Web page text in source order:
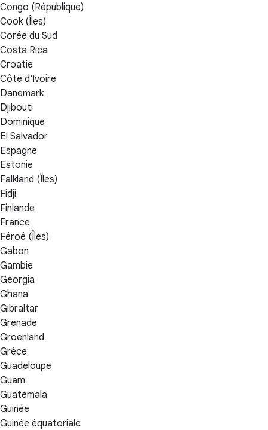
Congo (République)
Cook (Îles)
Corée du Sud
Costa Rica
Croatie
Côte d'Ivoire
Danemark
Djibouti
Dominique
El Salvador
Espagne
Estonie
Falkland (Îles)
Fidji
Finlande
France
Féroé (Îles)
Gabon
Gambie
Georgia
Ghana
Gibraltar
Grenade
Groenland
Grèce
Guadeloupe
Guam
Guatemala
Guinée
Guinée équatoriale